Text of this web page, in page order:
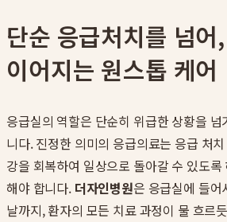
단순 응급처치를 넘
이어지는 원스톱 케어
응급실의 역할은 단순히 위급한 상황을
니다. 진정한 의미의 응급의료는 응급 처
강을 회복하여 일상으로 돌아갈 수 있도
해야 합니다. 더자인병원은 응급실에 들
날까지, 환자의 모든 치료 과정이 물 흐르